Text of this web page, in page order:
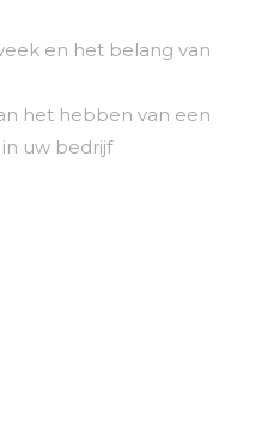
en het belang van
het hebben van een
uw bedrijf